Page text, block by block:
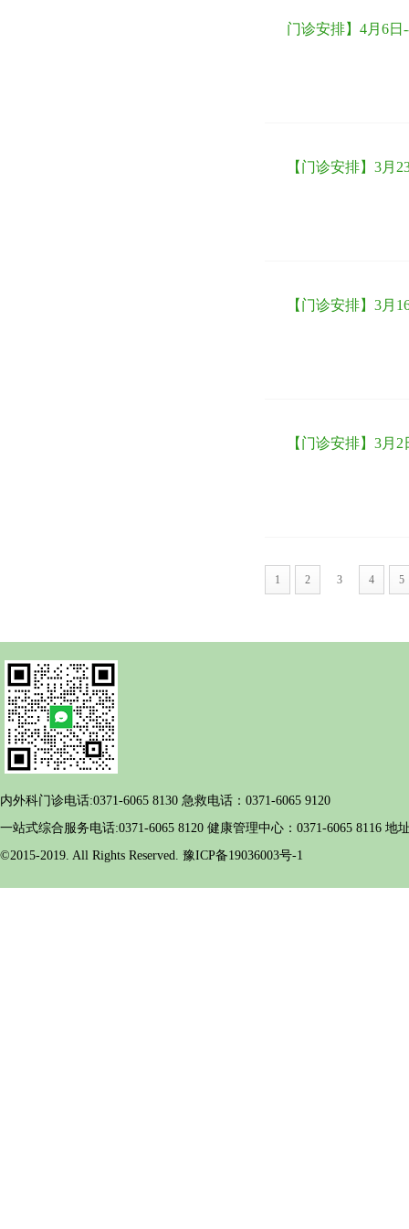
门诊安排】4月6日
【门诊安排】3月
【门诊安排】3月
【门诊安排】3月
1 2 3 4 5
内外科门诊电话:0371-6065 8130 急救电话：0371-6065 9120
一站式综合服务电话:0371-6065 8120 健康管理中心：0371-6065 8116
©2015-2019. All Rights Reserved. 豫ICP备19036003号-1